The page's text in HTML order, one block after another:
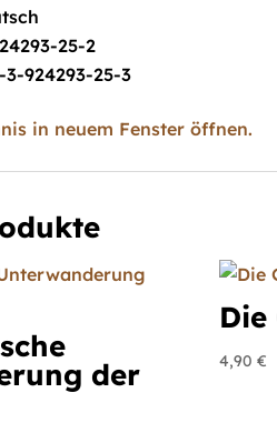
25-2
3-924293-25-3
in neuem Fenster öffnen.
der
Die
4,90 €